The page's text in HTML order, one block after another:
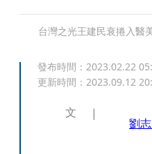
台灣之光王建民衰捲入醫
發布時間： 2023.02.22
更新時間： 2023.09.12
文
劉